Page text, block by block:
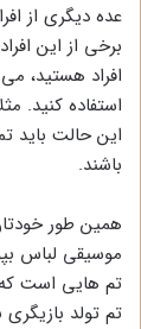
عده دیگری از
برخی از این
افراد هستید،
استفاده کنید.
این حالت
باشند.
همین طور
موسیقی لباس
تم هایی است که می توانید
تم تولد بازیگری برای